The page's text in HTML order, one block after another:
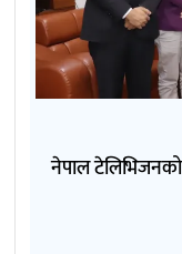
नेपाल